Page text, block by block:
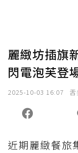
麗緻坊插旗
閃電泡芙登
2025-10-03 16:07
近期麗緻餐旅